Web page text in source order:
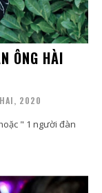
ÔNG HÀI
2020
" 1 người đàn